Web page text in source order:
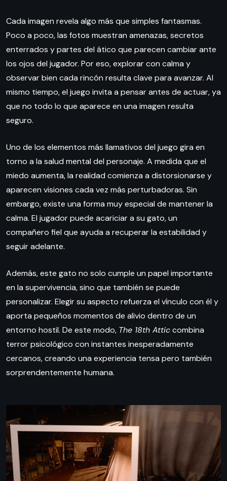
Cada imagen revela algo más que simples fantasmas.
Poco a poco, las fotos muestran amenazas, secretos
enterrados y partes del ático que parecen cambiar ante
los ojos del jugador. Por eso, explorar con calma y
observar bien cada rincón resulta clave para avanzar. Al
mismo tiempo, el juego invita a pensar antes de actuar, ya
que no todo lo que aparece en una imagen resulta
seguro.
Uno de los elementos más llamativos del juego gira en
torno a la salud mental del personaje. A medida que el
miedo aumenta, la realidad comienza a distorsionarse y
aparecen visiones cada vez más perturbadoras. Sin
embargo, existe una forma muy especial de mantener la
calma. El jugador puede acariciar a su gato, un
compañero fiel que ayuda a recuperar la estabilidad y
seguir adelante.
Además, este gato no solo cumple un papel importante
en la supervivencia, sino que también se puede
personalizar. Elegir su aspecto refuerza el vínculo con él y
aporta pequeños momentos de alivio dentro de un
entorno hostil. De este modo, The 18th Atticcombina
terror psicológico con instantes inesperadamente
cercanos, creando una experiencia tensa pero también
sorprendentemente humana.